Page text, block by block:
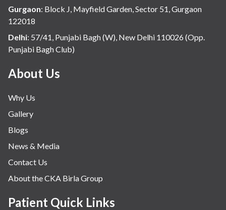
Gurgaon: Block J, Mayfield Garden, Sector 51, Gurgaon
122018
Delhi: 57/41, Punjabi Bagh (W), New Delhi 110026 (Opp.
Punjabi Bagh Club)
About Us
Why Us
Gallery
Blogs
News & Media
Contact Us
About the CKA Birla Group
Patient Quick Links